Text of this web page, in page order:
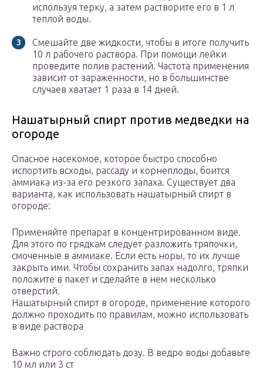
используя терку, а затем растворите его в 1 л
теплой воды.
Смешайте две жидкости, чтобы в итоге получить
10 л рабочего раствора. При помощи лейки
проведите полив растений. Частота применения
зависит от зараженности, но в большинстве
случаев хватает 1 раза в 14 дней.
Нашатырный спирт против медведки на
огороде
Опасное насекомое, которое быстро способно
испортить всходы, рассаду и корнеплоды, боится
аммиака из-за его резкого запаха. Существует два
варианта, как использовать нашатырный спирт в
огороде:
Применяйте препарат в концентрированном виде.
Для этого по грядкам следует разложить тряпочки,
смоченные в аммиаке. Если есть норы, то их лучше
закрыть ими. Чтобы сохранить запах надолго, тряпки
положите в пакет и сделайте в нем несколько
отверстий.
Нашатырный спирт в огороде, применение которого
должно проходить по правилам, можно использовать
в виде раствора
Важно строго соблюдать дозу. В ведро воды добавьте
10 мл или 3 ст